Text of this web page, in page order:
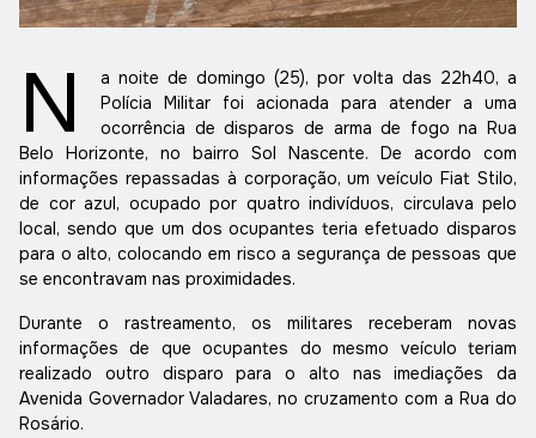
N
a noite de domingo (25), por volta das 22h40, a
Polícia Militar foi acionada para atender a uma
ocorrência de disparos de arma de fogo na Rua
Belo Horizonte, no bairro Sol Nascente. De acordo com
informações repassadas à corporação, um veículo Fiat Stilo,
de cor azul, ocupado por quatro indivíduos, circulava pelo
local, sendo que um dos ocupantes teria efetuado disparos
para o alto, colocando em risco a segurança de pessoas que
se encontravam nas proximidades.
Durante o rastreamento, os militares receberam novas
informações de que ocupantes do mesmo veículo teriam
realizado outro disparo para o alto nas imediações da
Avenida Governador Valadares, no cruzamento com a Rua do
Rosário.